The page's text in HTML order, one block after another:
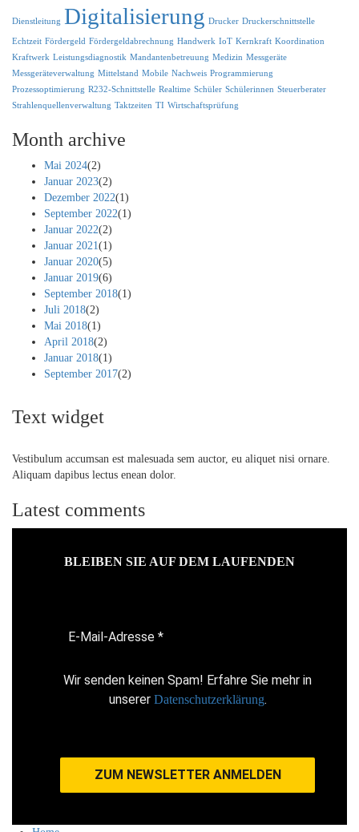
Dienstleitung Digitalisierung Drucker Druckerschnittstelle
Echtzeit Fördergeld Fördergeldabrechnung Handwerk IoT Kernkraft Koordination
Kraftwerk Leistungsdiagnostik Mandantenbetreuung Medizin Messgeräte
Messgeräteverwaltung Mittelstand Mobile Nachweis Programmierung
Prozessoptimierung R232-Schnittstelle Realtime Schüler Schülerinnen Steuerberater
Strahlenquellenverwaltung Taktzeiten TI Wirtschaftsprüfung
Month archive
Mai 2024(2)
Januar 2023(2)
Dezember 2022(1)
September 2022(1)
Januar 2022(2)
Januar 2021(1)
Januar 2020(5)
Januar 2019(6)
September 2018(1)
Juli 2018(2)
Mai 2018(1)
April 2018(2)
Januar 2018(1)
September 2017(2)
Text widget
Vestibulum accumsan est malesuada sem auctor, eu aliquet nisi ornare.
Aliquam dapibus lectus enean dolor.
Latest comments
BLEIBEN SIE AUF DEM LAUFENDEN
Wir senden keinen Spam! Erfahre Sie mehr in
unserer Datenschutzerklärung.